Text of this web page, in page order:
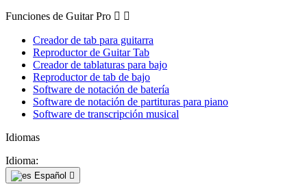
Funciones de Guitar Pro  
Creador de tab para guitarra
Reproductor de Guitar Tab
Creador de tablaturas para bajo
Reproductor de tab de bajo
Software de notación de batería
Software de notación de partituras para piano
Software de transcripción musical
Idiomas
Idioma:
Español 